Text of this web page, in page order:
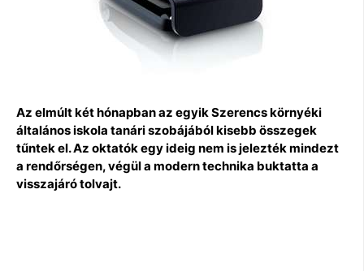
Az elmúlt két hónapban az egyik Szerencs környéki
általános iskola tanári szobájából kisebb összegek
tűntek el. Az oktatók egy ideig nem is jelezték mindezt
a rendőrségen, végül a modern technika buktatta a
visszajáró tolvajt.